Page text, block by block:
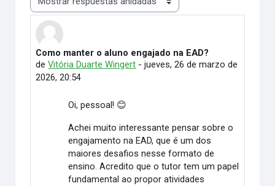
Mostrar modo
Como manter o aluno engajado na EAD?
deVitória Duarte Wingert -jueves, 26 de marzo de
2026, 20:54
Número de respuestas: 24
Oi, pessoal! 😊
Achei muito interessante pensar sobre o
engajamento na EAD, que é um dos
maiores desafios nesse formato de
ensino. Acredito que o tutor tem um papel
fundamental ao propor atividades